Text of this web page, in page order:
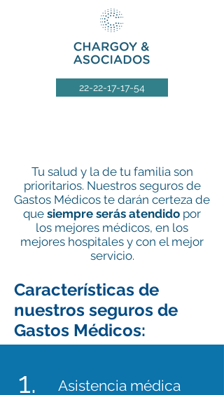
22-22-17-17-54
Tu salud y la de tu familia son
prioritarios. Nuestros seguros de
Gastos Médicos te darán certeza de
que siempre serás atendido por
los mejores médicos, en los
mejores hospitales y con el mejor
servicio.
Características de
nuestros seguros de
Gastos Médicos:
1.
Asistencia médica